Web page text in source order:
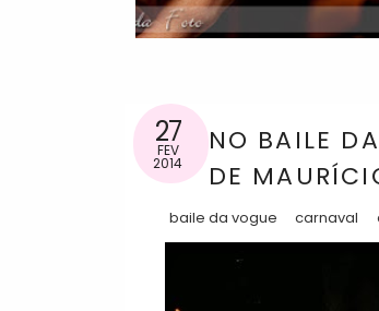
27
FEV
2014
NO BAILE
DE
baile da vogue carnaval